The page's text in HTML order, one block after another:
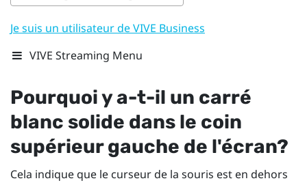
Je suis un utilisateur de VIVE Business
VIVE Streaming Menu
Pourquoi y a-t-il un carré
blanc solide dans le coin
supérieur gauche de l'écran?
Cela indique que le curseur de la souris est en dehors